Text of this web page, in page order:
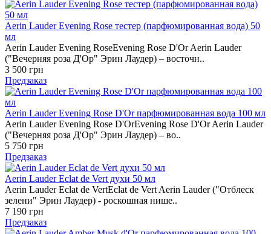
Aerin Lauder Evening Rose тестер (парфюмированная вода) 50
мл
Aerin Lauder Evening RoseEvening Rose D'Or Aerin Lauder
("Вечерняя роза Д'Ор" Эрин Лаудер) – восточн..
3 500 грн
Предзаказ
Aerin Lauder Evening Rose D'Or парфюмированная вода 100 мл
Aerin Lauder Evening Rose D'OrEvening Rose D'Or Aerin Lauder
("Вечерняя роза Д'Ор" Эрин Лаудер) – во..
5 750 грн
Предзаказ
Aerin Lauder Eclat de Vert духи 50 мл
Aerin Lauder Eclat de VertEclat de Vert Aerin Lauder ("Отблеск
зелени" Эрин Лаудер) - роскошная нише..
7 190 грн
Предзаказ